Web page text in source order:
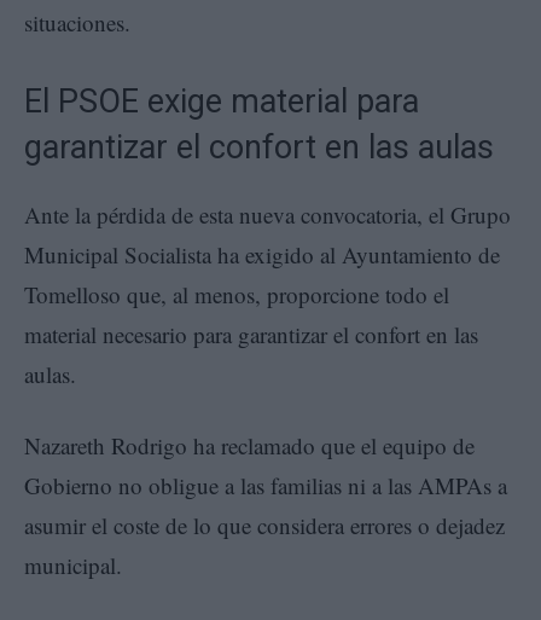
situaciones.
El PSOE exige material para
garantizar el confort en las aulas
Ante la pérdida de esta nueva convocatoria, el Grupo
Municipal Socialista ha exigido al Ayuntamiento de
Tomelloso que, al menos, proporcione todo el
material necesario para garantizar el confort en las
aulas.
Nazareth Rodrigo ha reclamado que el equipo de
Gobierno no obligue a las familias ni a las AMPAs a
asumir el coste de lo que considera errores o dejadez
municipal.